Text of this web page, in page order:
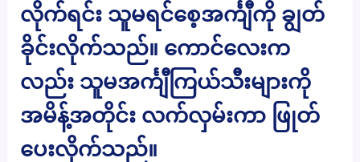
လိုက်ရင်း သူမရင်စေ့အင်္ကျီကို ချွတ်
ခိုင်းလိုက်သည်။ ကောင်လေးက
လည်း သူမအင်္ကျီကြယ်သီးများကို
အမိန့်အတိုင်း လက်လှမ်းကာ ဖြုတ်
ပေးလိုက်သည်။